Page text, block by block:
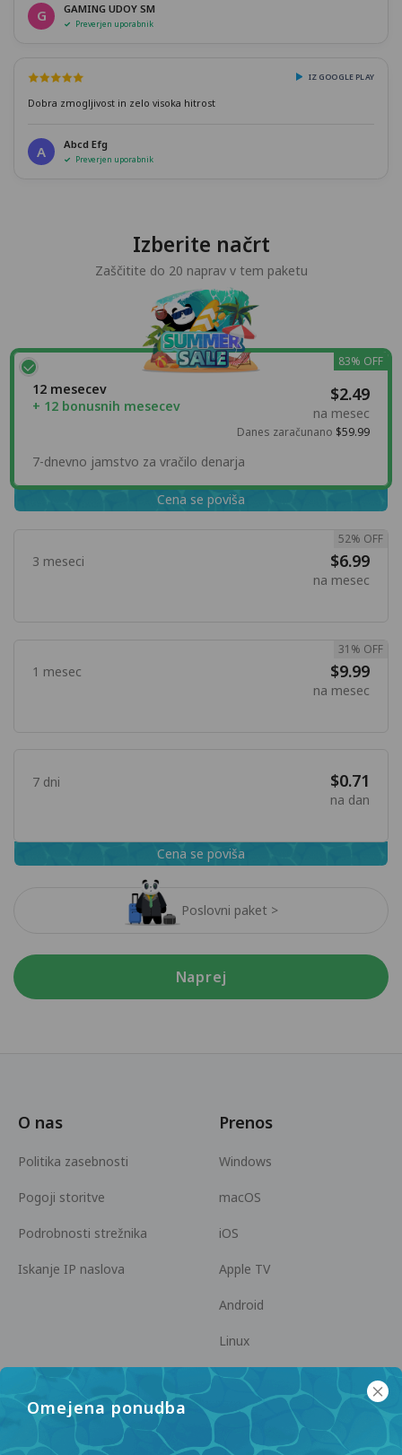
G GAMING UDOY SM
Preverjen uporabnik
IZ GOOGLE PLAY
Dobra zmogljivost in zelo visoka hitrost
A Abcd Efg
Preverjen uporabnik
Izberite načrt
Zaščitite do 20 naprav v tem paketu
Poslovni paket >
12 mesecev
+ 12 bonusnih mesecev
$2.49
na mesec
Danes zaračunano $59.99
83% OFF
7-dnevno jamstvo za vračilo denarja
Cena se poviša
3 meseci $6.99
na mesec
52% OFF
1 mesec $9.99
na mesec
31% OFF
7 dni $0.71
na dan
Cena se poviša
Naprej
Omejena ponudba
O nas
Politika zasebnosti
Pogoji storitve
Podrobnosti strežnika
Iskanje IP naslova
Prenos
Windows
macOS
iOS
Apple TV
Android
Linux
Android TV
Center za pomoč Sodelovanje